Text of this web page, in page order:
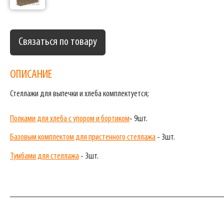
Связаться по товару
ОПИСАНИЕ
Стеллажи для выпечки и хлеба комплектуется;
Полками для хлеба с упором и бортиком- 9шт.
Базовым комплектом для пристенного стеллажа - 3шт.
Тумбами для стеллажа - 3шт.